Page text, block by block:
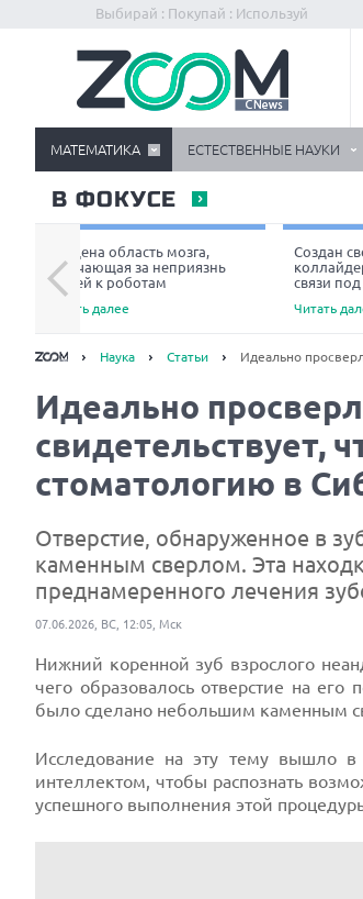
Выбирай : Покупай : Используй
МАТЕМАТИКА ЕСТЕСТВЕННЫЕ НАУКИ
В ФОКУСЕ
Найдена область мозга,
отвечающая за неприязнь
людей к роботам
Читать далее
Создан
связи
Читать
Наука Статьи Идеально
Идеально
свидетельствует,
стоматологию в
Отверстие, обнаруженное в
каменным сверлом. Эта
преднамеренного лечения
07.06.2026, ВС, 12:05, Мск
Нижний коренной зуб взрослого
чего образовалось отверстие на
было сделано небольшим каменным
Исследование на эту тему вышло в
интеллектом, чтобы распознать
успешного выполнения этой